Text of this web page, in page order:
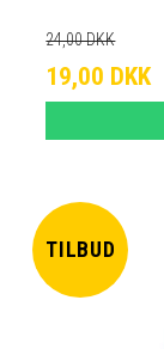
24,00 DKK
19,00 DKK
TILBUD